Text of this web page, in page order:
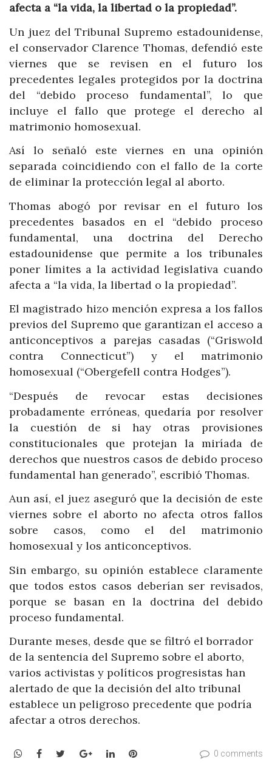
afecta a “la vida, la libertad o la propiedad”.
Un juez del Tribunal Supremo estadounidense,
el conservador Clarence Thomas, defendió este
viernes que se revisen en el futuro los
precedentes legales protegidos por la doctrina
del “debido proceso fundamental”, lo que
incluye el fallo que protege el derecho al
matrimonio homosexual.
Así lo señaló este viernes en una opinión
separada coincidiendo con el fallo de la corte
de eliminar la protección legal al aborto.
Thomas abogó por revisar en el futuro los
precedentes basados en el “debido proceso
fundamental, una doctrina del Derecho
estadounidense que permite a los tribunales
poner límites a la actividad legislativa cuando
afecta a “la vida, la libertad o la propiedad”.
El magistrado hizo mención expresa a los fallos
previos del Supremo que garantizan el acceso a
anticonceptivos a parejas casadas (“Griswold
contra Connecticut”) y el matrimonio
homosexual (“Obergefell contra Hodges”).
“Después de revocar estas decisiones
probadamente erróneas, quedaría por resolver
la cuestión de si hay otras provisiones
constitucionales que protejan la miríada de
derechos que nuestros casos de debido proceso
fundamental han generado”, escribió Thomas.
Aun así, el juez aseguró que la decisión de este
viernes sobre el aborto no afecta otros fallos
sobre casos, como el del matrimonio
homosexual y los anticonceptivos.
Sin embargo, su opinión establece claramente
que todos estos casos deberían ser revisados,
porque se basan en la doctrina del debido
proceso fundamental.
Durante meses, desde que se filtró el borrador
de la sentencia del Supremo sobre el aborto,
varios activistas y políticos progresistas han
alertado de que la decisión del alto tribunal
establece un peligroso precedente que podría
afectar a otros derechos.
WhatsApp
Facebook
TwitterGoogle+LinkedInPinterest 0 comments